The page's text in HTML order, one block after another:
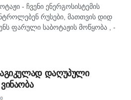
- ჩვენი ენერგოსისტემის
რუსები, მათთვის დიდ
ფარული საბოტაჟის მოწყობა , -
გია ხუხაშვილმა „პალიტრანიუსის“
დაღუპული
0